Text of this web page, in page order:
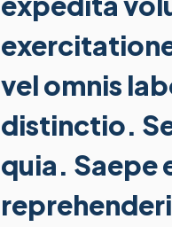
vel omnis
distinctio.
quia. Saepe